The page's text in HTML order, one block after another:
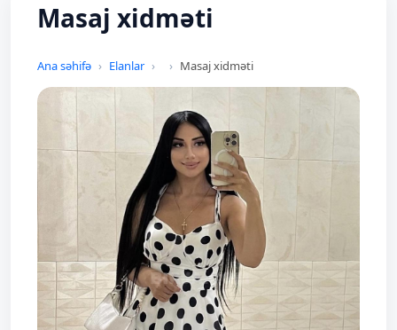
Masaj xidməti
Ana səhifə Elanlar Masaj xidməti